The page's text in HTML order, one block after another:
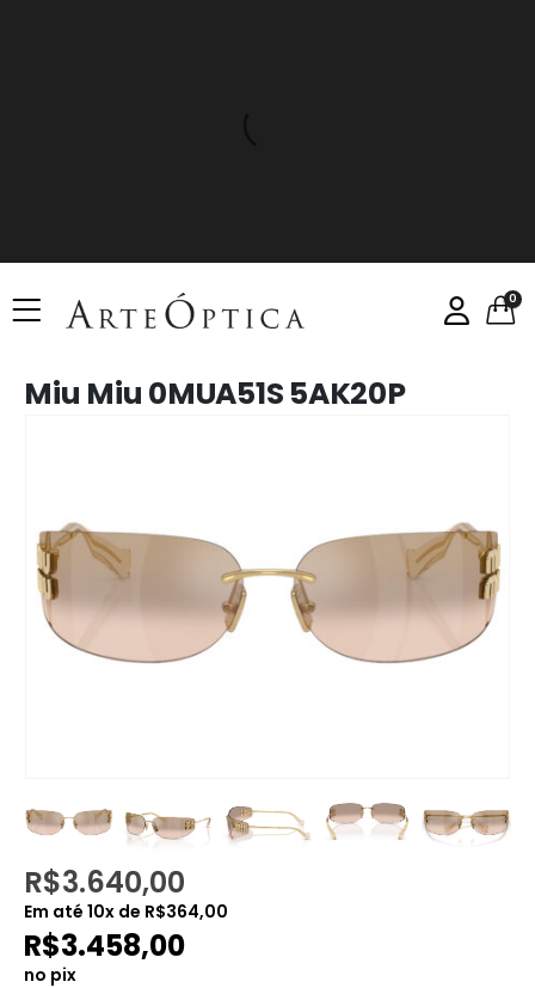
0
Miu Miu 0MUA51S 5AK20P
R$3.640,00
Em até 10x de R$364,00
R$3.458,00
no pix